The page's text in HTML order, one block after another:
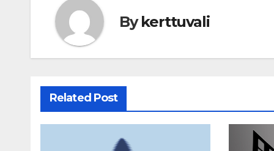
Bykerttuvali
Related Post